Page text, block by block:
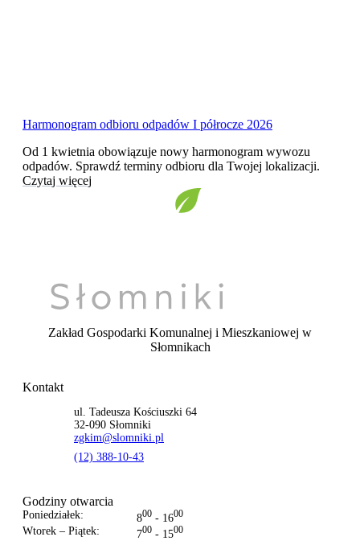
Harmonogram odbioru odpadów I półrocze 2026
Od 1 kwietnia obowiązuje nowy harmonogram wywozu
odpadów. Sprawdź terminy odbioru dla Twojej lokalizacji.
Czytaj więcej
Zakład Gospodarki Komunalnej i Mieszkaniowej w
Słomnikach
Kontakt
ul. Tadeusza Kościuszki 64
32-090 Słomniki
zgkim@slomniki.pl
(12) 388-10-43
Godziny otwarcia
Poniedziałek: 800 - 1600
Wtorek – Piątek: 700 - 1500